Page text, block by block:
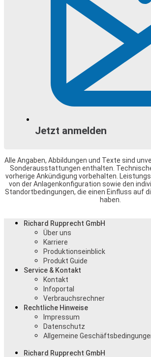
Jetzt anmelden
Alle Angaben, Abbildungen und Texte sind
Sonderausstattungen enthalten.
vorherige Ankündigung vorbehalten.
von der Anlagenkonfiguration sowie den
Standortbedingungen, die einen Einfluss auf
haben.
Richard Rupprecht GmbH
Über uns
Karriere
Produktionseinblick
Produkt Guide
Service & Kontakt
Kontakt
Infoportal
Verbrauchsrechner
Rechtliche Hinweise
Impressum
Datenschutz
Allgemeine
Richard Rupprecht GmbH